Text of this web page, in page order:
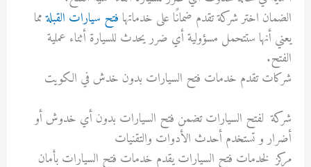
الضمان اختر شركة تقدم ضمانًا على خدماتهافتح سيارات القبلةمما
يعني أنها ستتحمل مسؤولية أي ضرر يحدث للسيارة أثناء عملية
الفتح.
شركات تقدم خدمات فتح السيارات بدون خدش في الكويت
شركة لفتح السيارات تضمن فتح السيارات بدون أي خدوش أو
أضرار و تستخدم أحدث الأدوات والتقنيات
مركز لخدمات فتح السيارات يقدم خدمات فتح السيارات بأمان